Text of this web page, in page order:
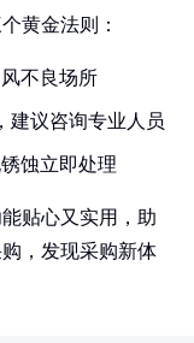
黄金法则：
不良场所
建议咨询专业人员
蚀立即处理
贴心又实用，助
，发现采购新体